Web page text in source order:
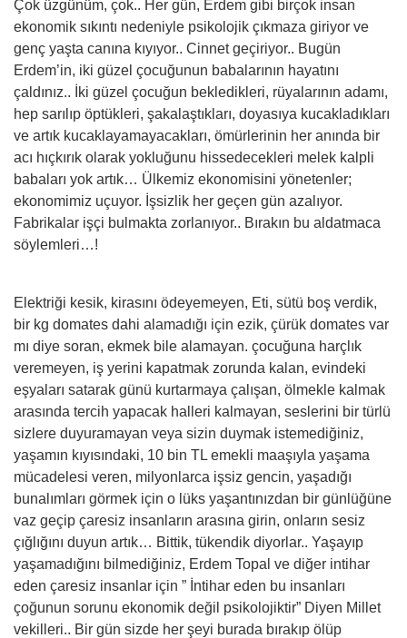
Çok üzgünüm, çok.. Her gün, Erdem gibi birçok insan
ekonomik sıkıntı nedeniyle psikolojik çıkmaza giriyor ve
genç yaşta canına kıyıyor.. Cinnet geçiriyor.. Bugün
Erdem’in, iki güzel çocuğunun babalarının hayatını
çaldınız.. İki güzel çocuğun bekledikleri, rüyalarının adamı,
hep sarılıp öptükleri, şakalaştıkları, doyasıya kucakladıkları
ve artık kucaklayamayacakları, ömürlerinin her anında bir
acı hıçkırık olarak yokluğunu hissedecekleri melek kalpli
babaları yok artık… Ülkemiz ekonomisini yönetenler;
ekonomimiz uçuyor. İşsizlik her geçen gün azalıyor.
Fabrikalar işçi bulmakta zorlanıyor.. Bırakın bu aldatmaca
söylemleri…!
Elektriği kesik, kirasını ödeyemeyen, Eti, sütü boş verdik,
bir kg domates dahi alamadığı için ezik, çürük domates var
mı diye soran, ekmek bile alamayan. çocuğuna harçlık
veremeyen, iş yerini kapatmak zorunda kalan, evindeki
eşyaları satarak günü kurtarmaya çalışan, ölmekle kalmak
arasında tercih yapacak halleri kalmayan, seslerini bir türlü
sizlere duyuramayan veya sizin duymak istemediğiniz,
yaşamın kıyısındaki, 10 bin TL emekli maaşıyla yaşama
mücadelesi veren, milyonlarca işsiz gencin, yaşadığı
bunalımları görmek için o lüks yaşantınızdan bir günlüğüne
vaz geçip çaresiz insanların arasına girin, onların sesiz
çığlığını duyun artık… Bittik, tükendik diyorlar.. Yaşayıp
yaşamadığını bilmediğiniz, Erdem Topal ve diğer intihar
eden çaresiz insanlar için ” İntihar eden bu insanları
çoğunun sorunu ekonomik değil psikolojiktir” Diyen Millet
vekilleri.. Bir gün sizde her şeyi burada bırakıp ölüp